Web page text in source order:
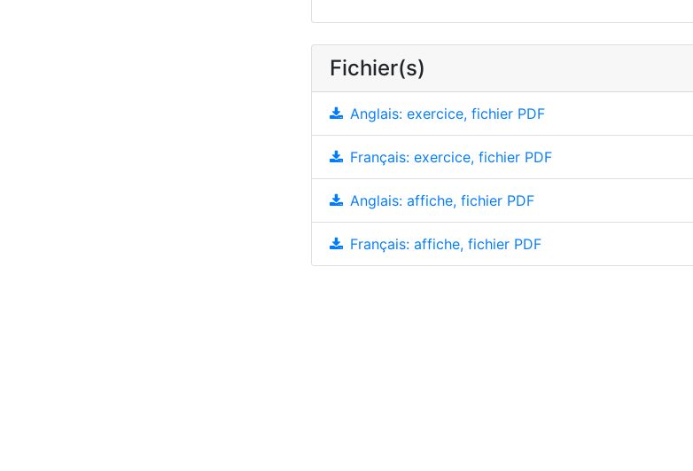
Fichier(s)
Anglais: exercice, fichier PDF
Français: exercice, fichier PDF
Anglais: affiche, fichier PDF
Français: affiche, fichier PDF